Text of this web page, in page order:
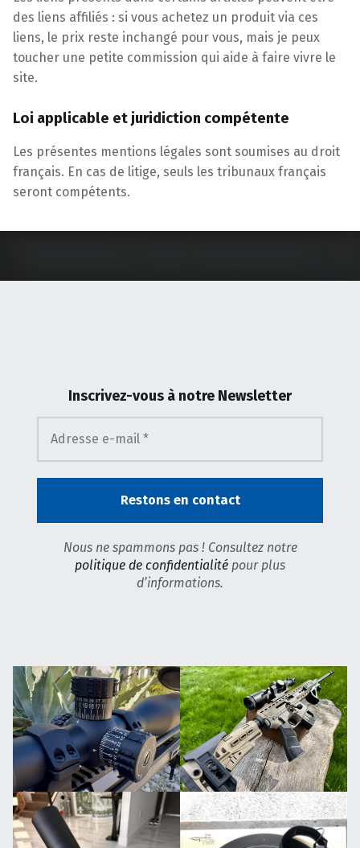
des liens affiliés : si vous achetez un produit via ces
liens, le prix reste inchangé pour vous, mais je peux
toucher une petite commission qui aide à faire vivre le
site.
Loi applicable et juridiction compétente
Les présentes mentions légales sont soumises au droit
français. En cas de litige, seuls les tribunaux français
seront compétents.
Inscrivez-vous à notre Newsletter
Nous ne spammons pas ! Consultez notre
politique de confidentialité pour plus
d’informations.